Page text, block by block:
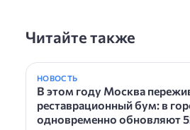
Читайте также
НОВОСТЬ
В этом году Москва
реставрационный бум: в
одновременно обновляют